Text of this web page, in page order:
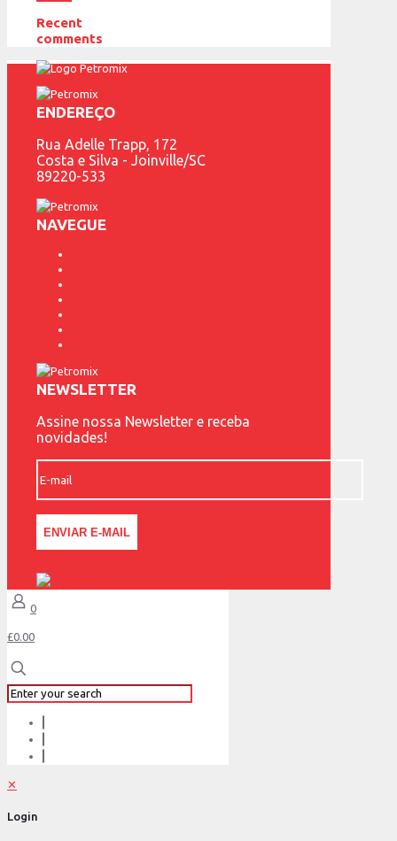
Recent
comments
ENDEREÇO
Rua Adelle Trapp, 172
Costa e Silva - Joinville/SC
89220-533
NAVEGUE
NEWSLETTER
Assine nossa Newsletter e receba
novidades!
0
£0.00
✕
Login